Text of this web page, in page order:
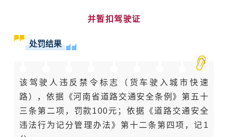
并暂扣驾驶证
处罚结果
该驾驶人违反禁令标志（货车驶入城市快速
路），依据《河南省道路交通安全条例》第五十
三条第二项，罚款100元；依据《道路交通安全
违法行为记分管理办法》第十二条第四项，记1